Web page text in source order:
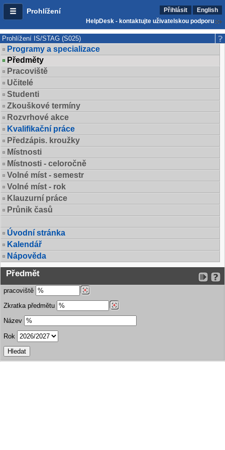
Prohlížení Přihlásit
English
HelpDesk - kontaktujte uživatelskou podporu
Prohlížení IS/STAG (S025)
Programy a specializace
Předměty
Pracoviště
Učitelé
Studenti
Zkouškové termíny
Rozvrhové akce
Kvalifikační práce
Předzápis. kroužky
Místnosti
Místnosti - celoročně
Volné míst - semestr
Volné míst - rok
Klauzurní práce
Průnik časů
Úvodní stránka
Kalendář
Nápověda
Předmět
pracoviště
Zkratka předmětu
Název
Rok